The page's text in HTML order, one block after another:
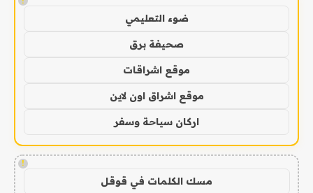
ضوء التعليمي
صحيفة برق
موقع اشراقات
موقع اشراق اون لاين
اركان سياحة وسفر
!
مسك الكلمات في قوقل